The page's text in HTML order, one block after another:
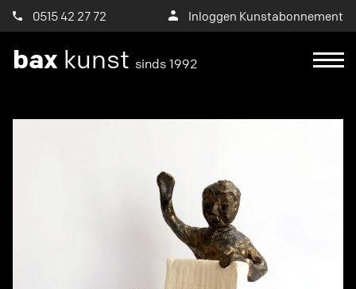
0515 42 27 72 Inloggen Kunstabonnement
bax kunst sinds 1992